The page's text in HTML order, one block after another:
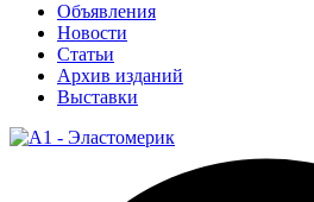
Объявления
Новости
Статьи
Архив изданий
Выставки